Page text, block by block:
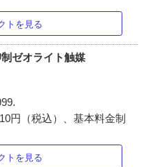
トを見る
ゼオライト触媒
円（税込）、基本料金制
トを見る